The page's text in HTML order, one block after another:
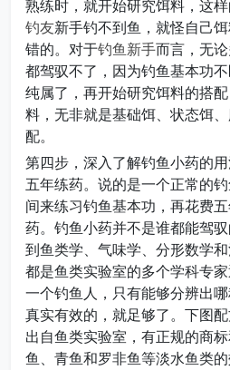
熟练时，就开始研究饵料，这
钓友新手钓不到鱼，就怪自己
错的。对于钓鱼新手而言，无
都驾驭不了，因为钓鱼基本功
纯属了，再开始研究饵料的搭
料，无非就是基础饵、状态饵
配。
第四步，深入了解钓鱼小药的
五年练药。说的是一个正常的
间来练习钓鱼基本功，再花费
药。钓鱼小药并不是谁都能驾
到鱼类学、气味学、分形数学
都是鱼类实验室的多个学科专
一个钓鱼人，只有能够分辨出
真实有效的，就足够了。下图
出自鱼类实验室，有正规的商
鱼、青鱼和罗非鱼等淡水鱼类的